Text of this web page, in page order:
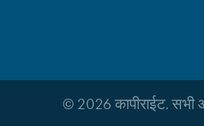
© 2026 कापीराईट. सभी